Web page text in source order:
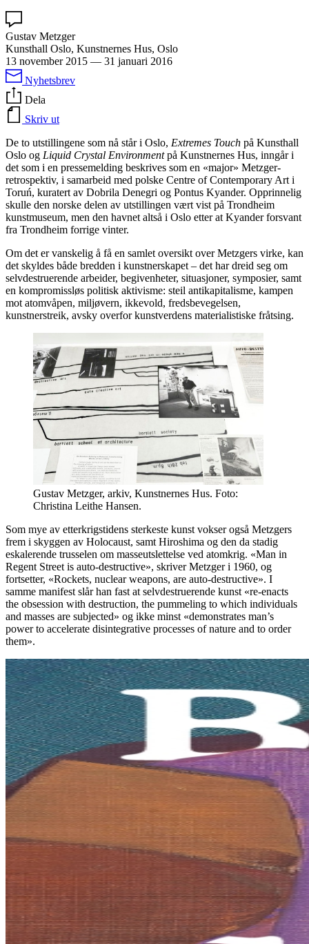
Gustav Metzger
Kunsthall Oslo, Kunstnernes Hus, Oslo
13 november 2015 — 31 januari 2016
Nyhetsbrev
Dela
Skriv ut
De to utstillingene som nå står i Oslo, Extremes Touch på Kunsthall
Oslo og Liquid Crystal Environmentpå Kunstnernes Hus, inngår i
det som i en pressemelding beskrives som en «major» Metzger-
retrospektiv, i samarbeid med polske Centre of Contemporary Art i
Toruń, kuratert av Dobrila Denegri og Pontus Kyander. Opprinnelig
skulle den norske delen av utstillingen vært vist på Trondheim
kunstmuseum, men den havnet altså i Oslo etter at Kyander forsvant
fra Trondheim forrige vinter.
Om det er vanskelig å få en samlet oversikt over Metzgers virke, kan
det skyldes både bredden i kunstnerskapet – det har dreid seg om
selvdestruerende arbeider, begivenheter, situasjoner, symposier, samt
en kompromissløs politisk aktivisme: steil antikapitalisme, kampen
mot atomvåpen, miljøvern, ikkevold, fredsbevegelsen,
kunstnerstreik, avsky overfor kunstverdens materialistiske fråtsing.
Gustav Metzger, arkiv, Kunstnernes Hus. Foto:
Christina Leithe Hansen.
Som mye av etterkrigstidens sterkeste kunst vokser også Metzgers
frem i skyggen av Holocaust, samt Hiroshima og den da stadig
eskalerende trusselen om masseutslettelse ved atomkrig. «Man in
Regent Street is auto-destructive», skriver Metzger i 1960, og
fortsetter, «Rockets, nuclear weapons, are auto-destructive». I
samme manifest slår han fast at selvdestruerende kunst «re-enacts
the obsession with destruction, the pummeling to which individuals
and masses are subjected» og ikke minst «demonstrates man’s
power to accelerate disintegrative processes of nature and to order
them».